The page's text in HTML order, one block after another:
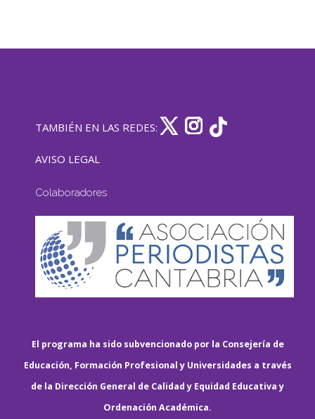
TAMBIÉN EN LAS REDES:
AVISO LEGAL
Colaboradores
El programa ha sido subvencionado por la Consejería de
Educación, Formación Profesional y Universidades a través
de la Dirección General de Calidad y Equidad Educativa y
Ordenación Académica.